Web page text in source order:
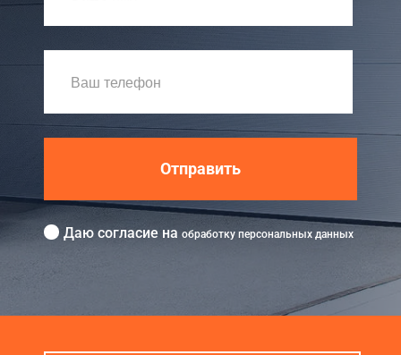
Отправить
Даю согласие на обработку персональных данных